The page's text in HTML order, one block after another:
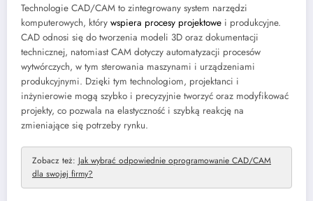
Technologie CAD/CAM to zintegrowany system narzędzi
komputerowych, który wspiera procesy projektowe i produkcyjne.
CAD odnosi się do tworzenia modeli 3D oraz dokumentacji
technicznej, natomiast CAM dotyczy automatyzacji procesów
wytwórczych, w tym sterowania maszynami i urządzeniami
produkcyjnymi. Dzięki tym technologiom, projektanci i
inżynierowie mogą szybko i precyzyjnie tworzyć oraz modyfikować
projekty, co pozwala na elastyczność i szybką reakcję na
zmieniające się potrzeby rynku.
Zobacz też: Jak wybrać odpowiednie oprogramowanie CAD/CAM
dla swojej firmy?